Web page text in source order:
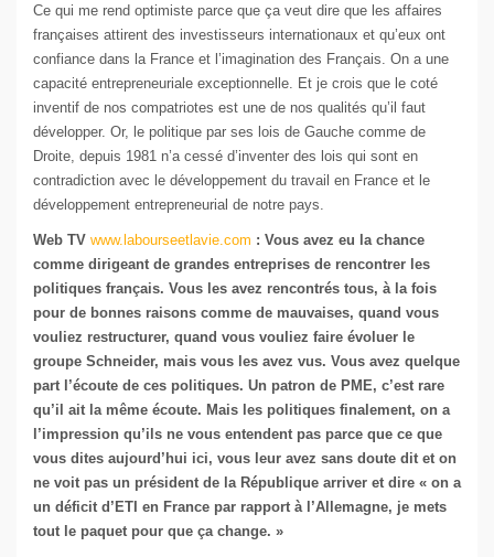
Ce qui me rend optimiste parce que ça veut dire que les affaires
françaises attirent des investisseurs internationaux et qu’eux ont
confiance dans la France et l’imagination des Français. On a une
capacité entrepreneuriale exceptionnelle. Et je crois que le coté
inventif de nos compatriotes est une de nos qualités qu’il faut
développer. Or, le politique par ses lois de Gauche comme de
Droite, depuis 1981 n’a cessé d’inventer des lois qui sont en
contradiction avec le développement du travail en France et le
développement entrepreneurial de notre pays.
Web TV www.labourseetlavie.com : Vous avez eu la chance
comme dirigeant de grandes entreprises de rencontrer les
politiques français. Vous les avez rencontrés tous, à la fois
pour de bonnes raisons comme de mauvaises, quand vous
vouliez restructurer, quand vous vouliez faire évoluer le
groupe Schneider, mais vous les avez vus. Vous avez quelque
part l’écoute de ces politiques. Un patron de PME, c’est rare
qu’il ait la même écoute. Mais les politiques finalement, on a
l’impression qu’ils ne vous entendent pas parce que ce que
vous dites aujourd’hui ici, vous leur avez sans doute dit et on
ne voit pas un président de la République arriver et dire « on a
un déficit d’ETI en France par rapport à l’Allemagne, je mets
tout le paquet pour que ça change. »